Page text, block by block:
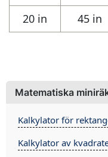
20 in
45 in
Matematiska
Kalkylator för
Kalkylator av